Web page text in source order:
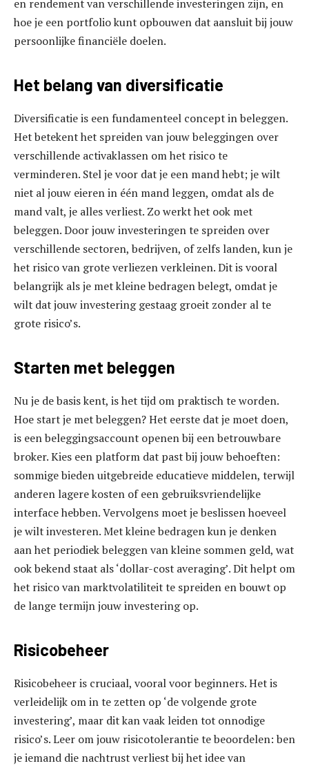
en rendement van verschillende investeringen zijn, en
hoe je een portfolio kunt opbouwen dat aansluit bij jouw
persoonlijke financiële doelen.
Het belang van diversificatie
Diversificatie is een fundamenteel concept in beleggen.
Het betekent het spreiden van jouw beleggingen over
verschillende activaklassen om het risico te
verminderen. Stel je voor dat je een mand hebt; je wilt
niet al jouw eieren in één mand leggen, omdat als de
mand valt, je alles verliest. Zo werkt het ook met
beleggen. Door jouw investeringen te spreiden over
verschillende sectoren, bedrijven, of zelfs landen, kun je
het risico van grote verliezen verkleinen. Dit is vooral
belangrijk als je met kleine bedragen belegt, omdat je
wilt dat jouw investering gestaag groeit zonder al te
grote risico’s.
Starten met beleggen
Nu je de basis kent, is het tijd om praktisch te worden.
Hoe start je met beleggen? Het eerste dat je moet doen,
is een beleggingsaccount openen bij een betrouwbare
broker. Kies een platform dat past bij jouw behoeften:
sommige bieden uitgebreide educatieve middelen, terwijl
anderen lagere kosten of een gebruiksvriendelijke
interface hebben. Vervolgens moet je beslissen hoeveel
je wilt investeren. Met kleine bedragen kun je denken
aan het periodiek beleggen van kleine sommen geld, wat
ook bekend staat als ‘dollar-cost averaging’. Dit helpt om
het risico van marktvolatiliteit te spreiden en bouwt op
de lange termijn jouw investering op.
Risicobeheer
Risicobeheer is cruciaal, vooral voor beginners. Het is
verleidelijk om in te zetten op ‘de volgende grote
investering’, maar dit kan vaak leiden tot onnodige
risico’s. Leer om jouw risicotolerantie te beoordelen: ben
je iemand die nachtrust verliest bij het idee van